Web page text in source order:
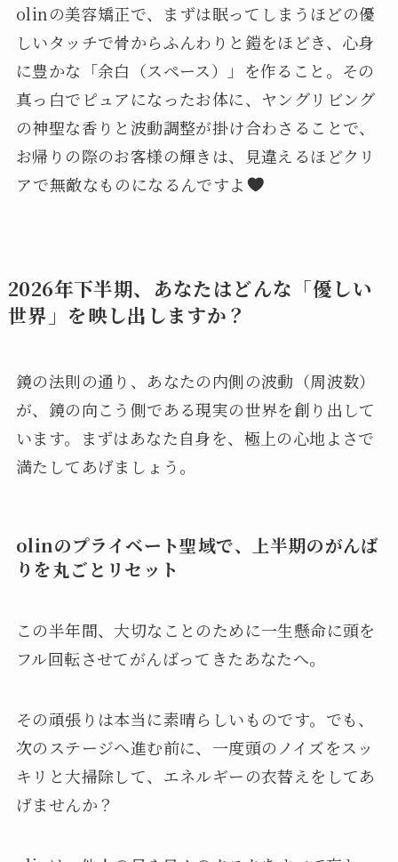
olinの美容矯正で、まずは眠ってしまうほどの優
しいタッチで骨からふんわりと鎧をほどき、心身
に豊かな「余白（スペース）」を作ること。その
真っ白でピュアになったお体に、ヤングリビング
の神聖な香りと波動調整が掛け合わさることで、
お帰りの際のお客様の輝きは、見違えるほどクリ
アで無敵なものになるんですよ
2026年下半期、あなたはどんな「優しい
世界」を映し出しますか？
鏡の法則の通り、あなたの内側の波動（周波数）
が、鏡の向こう側である現実の世界を創り出して
います。まずはあなた自身を、極上の心地よさで
満たしてあげましょう。
olinのプライベート聖域で、上半期のがんば
りを丸ごとリセット
この半年間、大切なことのために一生懸命に頭を
フル回転させてがんばってきたあなたへ。
その頑張りは本当に素晴らしいものです。でも、
次のステージへ進む前に、一度頭のノイズをスッ
キリと大掃除して、エネルギーの衣替えをしてあ
げませんか？